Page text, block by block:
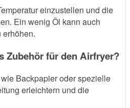
einzustellen und die
Ein wenig Öl kann auch
erhöhen.
Zubehör für den Airfryer?
Backpapier oder spezielle
erleichtern und die